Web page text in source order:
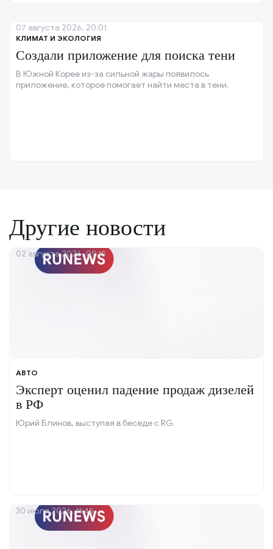
КЛИМАТ И ЭКОЛОГИЯ
Создали приложение для поиска тени
В Южной Корее из-за сильной жары появилось
приложение, которое помогает найти места в тени.
07 августа 2026, 20:01
Другие новости
АВТО
Эксперт оценил падение продаж дизелей
в РФ
Юрий Блинов, выступая в беседе с RG.
02 августа 2026, 09:15
30 июля 2026, 11:45